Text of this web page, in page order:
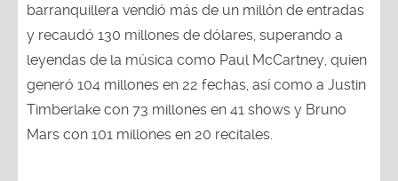
barranquillera vendió más de un millón de entradas
y recaudó 130 millones de dólares, superando a
leyendas de la música como Paul McCartney, quien
generó 104 millones en 22 fechas, así como a Justin
Timberlake con 73 millones en 41 shows y Bruno
Mars con 101 millones en 20 recitales.